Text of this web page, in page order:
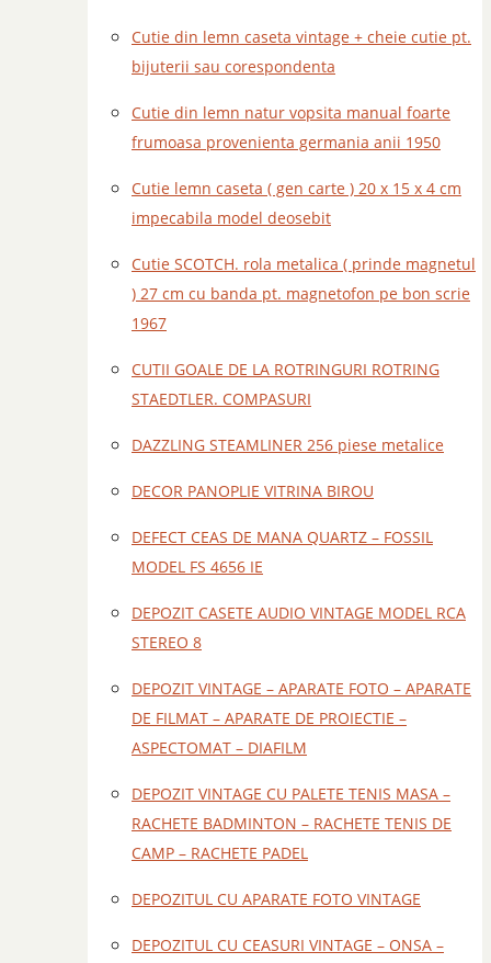
Cutie din lemn caseta vintage + cheie cutie pt.
bijuterii sau corespondenta
Cutie din lemn natur vopsita manual foarte
frumoasa provenienta germania anii 1950
Cutie lemn caseta ( gen carte ) 20 x 15 x 4 cm
impecabila model deosebit
Cutie SCOTCH. rola metalica ( prinde magnetul
) 27 cm cu banda pt. magnetofon pe bon scrie
1967
CUTII GOALE DE LA ROTRINGURI ROTRING
STAEDTLER. COMPASURI
DAZZLING STEAMLINER 256 piese metalice
DECOR PANOPLIE VITRINA BIROU
DEFECT CEAS DE MANA QUARTZ – FOSSIL
MODEL FS 4656 IE
DEPOZIT CASETE AUDIO VINTAGE MODEL RCA
STEREO 8
DEPOZIT VINTAGE – APARATE FOTO – APARATE
DE FILMAT – APARATE DE PROIECTIE –
ASPECTOMAT – DIAFILM
DEPOZIT VINTAGE CU PALETE TENIS MASA –
RACHETE BADMINTON – RACHETE TENIS DE
CAMP – RACHETE PADEL
DEPOZITUL CU APARATE FOTO VINTAGE
DEPOZITUL CU CEASURI VINTAGE – ONSA –